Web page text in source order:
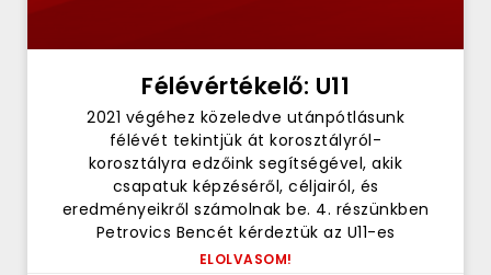
Félévértékelő: U11
2021 végéhez közeledve utánpótlásunk
félévét tekintjük át korosztályról-
korosztályra edzőink segítségével, akik
csapatuk képzéséről, céljairól, és
eredményeikről számolnak be. 4. részünkben
Petrovics Bencét kérdeztük az U11-es
ELOLVASOM!